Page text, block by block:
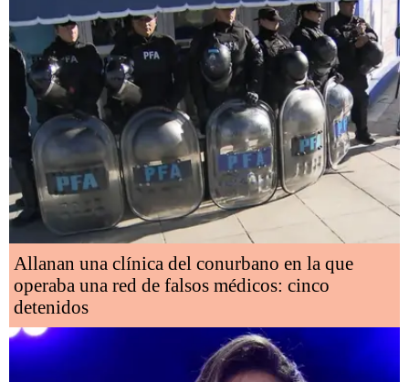
Allanan una clínica del conurbano en la que
operaba una red de falsos médicos: cinco
detenidos